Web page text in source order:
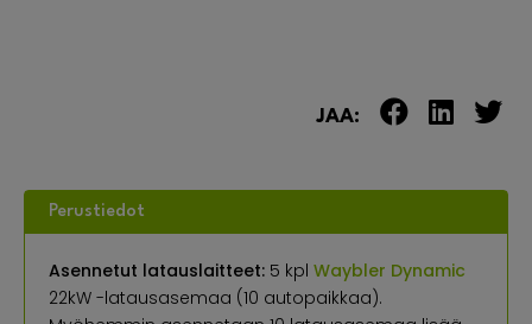
JAA:
Perustiedot
Asennetut latauslaitteet: 5 kpl Waybler Dynamic
22kW -latausasemaa (10 autopaikkaa).